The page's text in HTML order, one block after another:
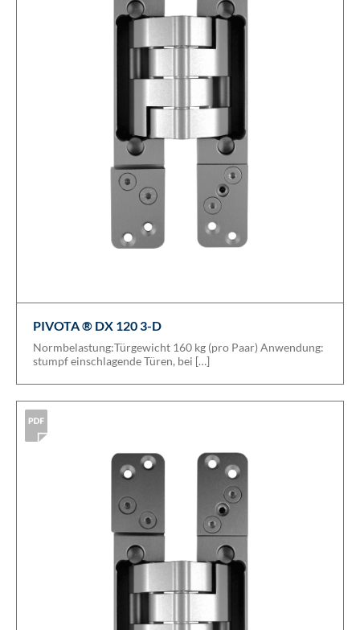
PIVOTA ® DX 120 3-D
Normbelastung:Türgewicht 160 kg (pro Paar) Anwendung:
stumpf einschlagende Türen, bei […]